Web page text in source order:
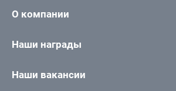
О компании
Наши награды
Наши вакансии